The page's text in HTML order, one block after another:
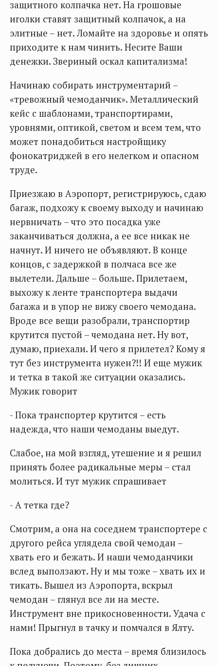
защитного колпачка нет. На грошовые
иголки ставят защитный колпачок, а на
элитные – нет. Ломайте на здоровье и опять
приходите к нам чинить. Несите Ваши
денежки. Звериный оскал капитализма!
Начинаю собирать инструментарий –
«тревожный чемоданчик». Металлический
кейс с шаблонами, транспортирами,
уровнями, оптикой, светом и всем тем, что
может понадобиться настройщику
фонокатриджей в его нелегком и опасном
труде.
Приезжаю в Аэропорт, регистрируюсь, сдаю
багаж, подхожу к своему выходу и начинаю
нервничать – что это посадка уже
заканчиваться должна, а ее все никак не
начнут. И ничего не объявляют. В конце
концов, с задержкой в полчаса все же
вылетели. Дальше – больше. Прилетаем,
выхожу к ленте транспортера выдачи
багажа и в упор не вижу своего чемодана.
Вроде все вещи разобрали, транспортир
крутится пустой – чемодана нет. Ну вот,
думаю, приехали. И чего я прилетел? Кому я
тут без инструмента нужен?!! И еще мужик
и тетка в такой же ситуации оказались.
Мужик говорит
- Пока транспортер крутится – есть
надежда, что наши чемоданы выедут.
Слабое, на мой взгляд, утешение и я решил
принять более радикальные меры – стал
молиться. И тут мужик спрашивает
- А тетка где?
Смотрим, а она на соседнем транспортере с
другого рейса углядела свой чемодан –
хвать его и бежать. И наши чемоданчики
вслед выползают. Ну и мы тоже – хвать их и
тикать. Вышел из Аэропорта, вскрыл
чемодан – глянул все ли на месте.
Инструмент вне прикосновенности. Удача с
нами! Прыгнул в тачку и помчался в Ялту.
Пока добрались до места – время близилось